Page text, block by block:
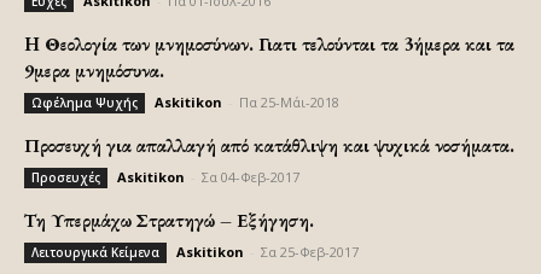
H Θεολογία των μνημοσύνων. Γιατι τελούνται τα 3ήμερα και τα
9μερα μνημόσυνα.
Ωφέλημα Ψυχής Askitikon Πα 25-Μάι-2018
Προσευχή για απαλλαγή από κατάθλιψη και ψυχικά νοσήματα.
Προσευχές Askitikon Σα 04-Φεβ-2017
Τη Υπερμάχω Στρατηγώ – Εξήγηση.
Λειτουργικά Κείμενα Askitikon Σα 25-Φεβ-2017